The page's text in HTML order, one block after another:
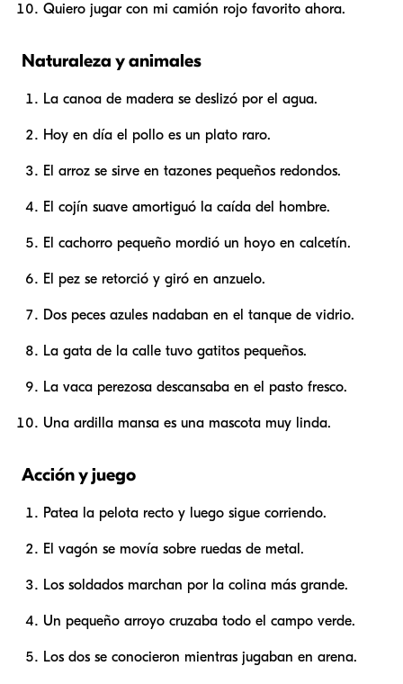
Quiero jugar con mi camión rojo favorito ahora.
Naturaleza y animales
La canoa de madera se deslizó por el agua.
Hoy en día el pollo es un plato raro.
El arroz se sirve en tazones pequeños redondos.
El cojín suave amortiguó la caída del hombre.
El cachorro pequeño mordió un hoyo en calcetín.
El pez se retorció y giró en anzuelo.
Dos peces azules nadaban en el tanque de vidrio.
La gata de la calle tuvo gatitos pequeños.
La vaca perezosa descansaba en el pasto fresco.
Una ardilla mansa es una mascota muy linda.
Acción y juego
Patea la pelota recto y luego sigue corriendo.
El vagón se movía sobre ruedas de metal.
Los soldados marchan por la colina más grande.
Un pequeño arroyo cruzaba todo el campo verde.
Los dos se conocieron mientras jugaban en arena.